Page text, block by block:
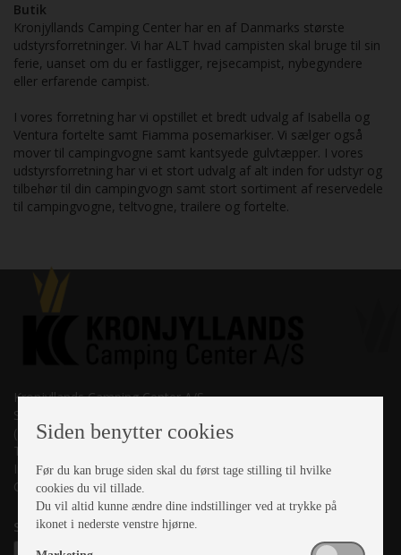
Butik
Kronjyllands Camping Center har en af Danmarks største
udstyrsforretninger. Vi har ALT hvad campisten skal bruge til sin
ferie, uanset om du er fastligger, rejsecampist, nybegyndere
eller erfarende campist.
I vores forretning har vi opstillet et bredt udvalg af Isabella og
Ventura fortelte samt Fiamma posemarkiser. Vi sælger også
mover til campingvogne samt kantsyede gulvtæpper. I vores
udstyrsforretning har vi et stort udvalg af alt inden for udstyr og
tilbehør til din campingvogn samt stort sortiment af reservedele
til campingvogne, teltvogne, trailere og fortelte.
Kronjyllands Camping Center A/S
Suderholmen 10, 8960 Randers SØ
(Lige ud til Grenåvej)
Tlf. +45 87 10 98 70
Info@as-kcc.dk
CVR: 33 38 77 33
Samtykke til nyhedsbrev
Siden benytter cookies
Før du kan bruge siden skal du først tage stilling til hvilke
cookies du vil tillade.
Du vil altid kunne ændre dine indstillinger ved at trykke på
ikonet i nederste venstre hjørne.